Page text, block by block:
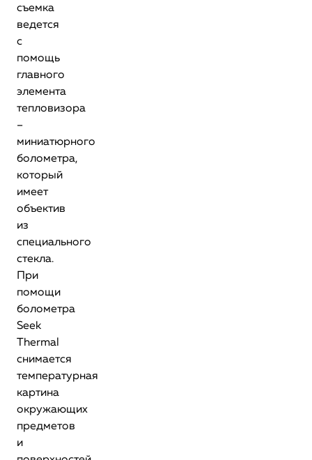
съемка
ведется
с
помощь
главного
элемента
тепловизора
–
миниатюрного
болометра,
который
имеет
объектив
из
специального
стекла.
При
помощи
болометра
Seek
Thermal
снимается
температурная
картина
окружающих
предметов
и